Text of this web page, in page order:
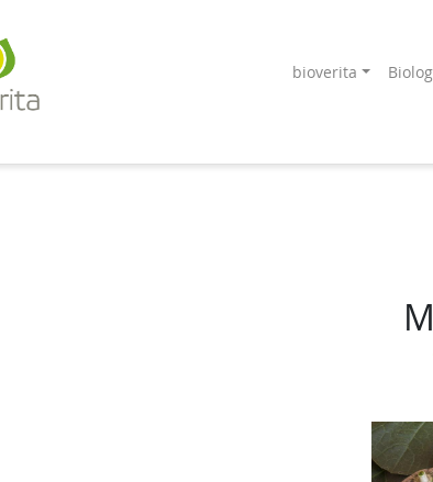
Von der Züchtung bis zum Endprodukt
bioverita